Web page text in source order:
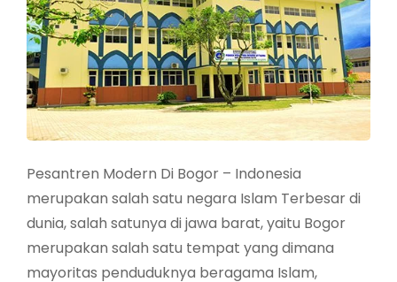
Pesantren Modern Di Bogor – Indonesia
merupakan salah satu negara Islam Terbesar di
dunia, salah satunya di jawa barat, yaitu Bogor
merupakan salah satu tempat yang dimana
mayoritas penduduknya beragama Islam,